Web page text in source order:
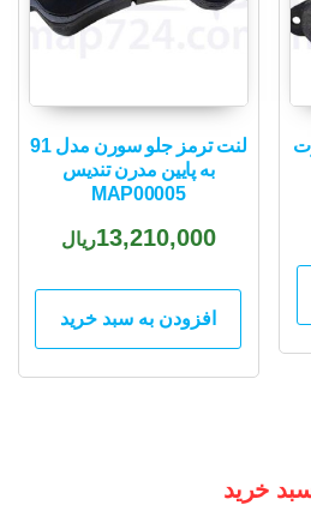
لنت ترمز جلو سورن مدل 91
به پایین مدرن تندیس
MAP00005
13,210,000ریال
افزودن به سبد خرید
خرید